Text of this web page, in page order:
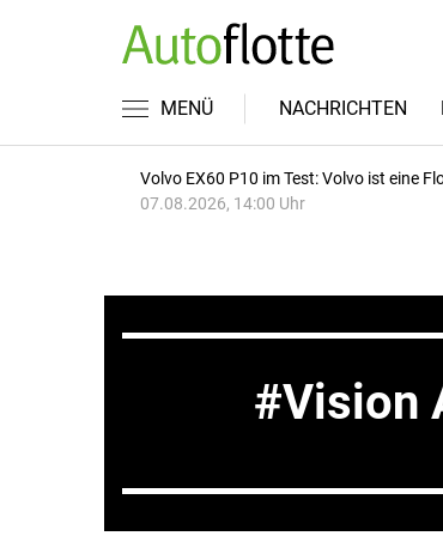
MENÜ NACHRICHTEN
Volvo EX60 P10 im Test: Volvo ist eine
07.08.2026, 14:00 Uhr
Vision